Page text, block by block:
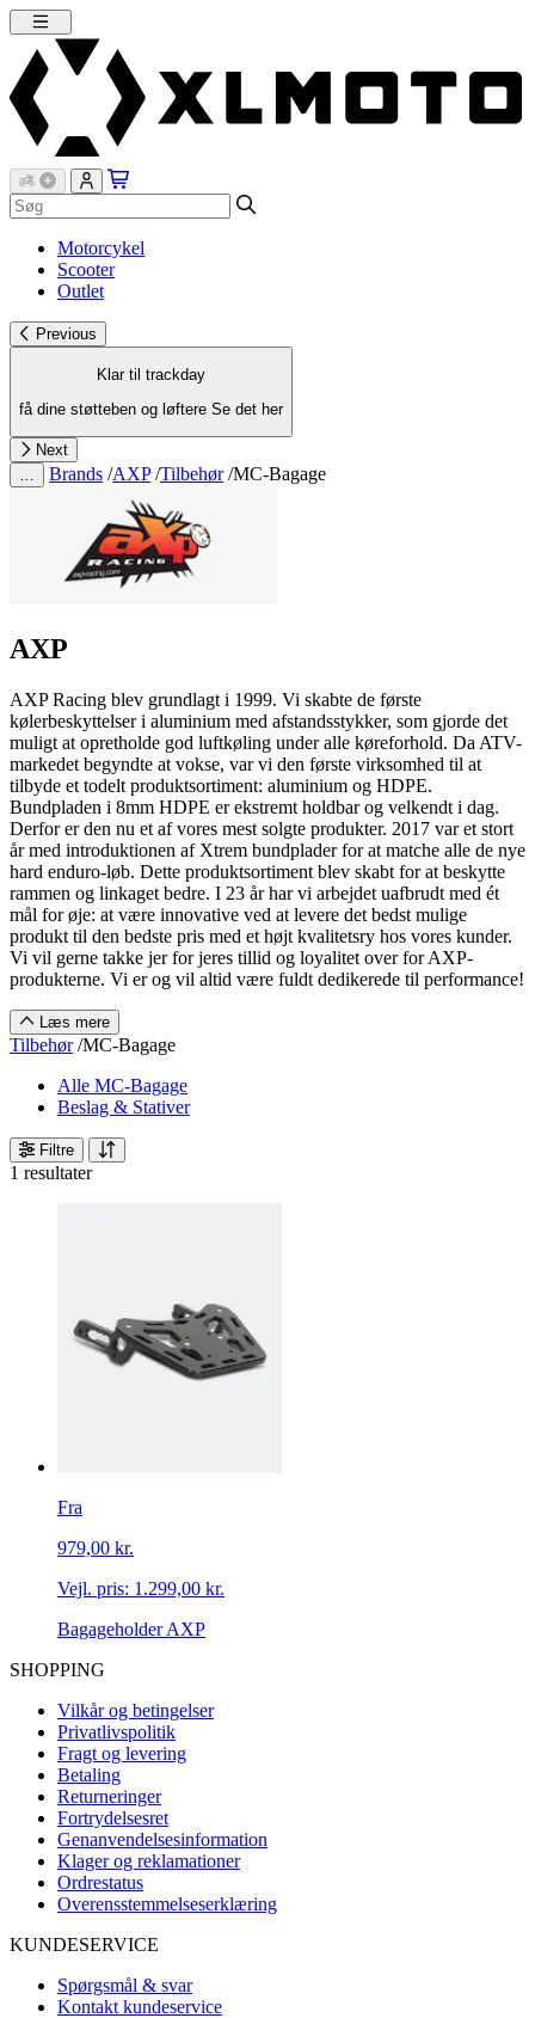
Motorcykel
Scooter
Outlet
Previous
Klar til trackday
få dine støtteben og løftere Se det her
Next
Brands /AXP /Tilbehør /MC-Bagage
AXP
AXP Racing blev grundlagt i 1999. Vi skabte de første
kølerbeskyttelser i aluminium med afstandsstykker, som gjorde det
muligt at opretholde god luftkøling under alle køreforhold. Da ATV-
markedet begyndte at vokse, var vi den første virksomhed til at
tilbyde et todelt produktsortiment: aluminium og HDPE.
Bundpladen i 8mm HDPE er ekstremt holdbar og velkendt i dag.
Derfor er den nu et af vores mest solgte produkter. 2017 var et stort
år med introduktionen af Xtrem bundplader for at matche alle de nye
hard enduro-løb. Dette produktsortiment blev skabt for at beskytte
rammen og linkaget bedre. I 23 år har vi arbejdet uafbrudt med ét
mål for øje: at være innovative ved at levere det bedst mulige
produkt til den bedste pris med et højt kvalitetsry hos vores kunder.
Vi vil gerne takke jer for jeres tillid og loyalitet over for AXP-
produkterne. Vi er og vil altid være fuldt dedikerede til performance!
Læs mere
Tilbehør /MC-Bagage
Alle MC-Bagage
Beslag & Stativer
Filtre
1 resultater
Fra
979,00 kr.
Vejl. pris: 1.299,00 kr.
Bagageholder AXP
SHOPPING
Vilkår og betingelser
Privatlivspolitik
Fragt og levering
Betaling
Returneringer
Fortrydelsesret
Genanvendelsesinformation
Klager og reklamationer
Ordrestatus
Overensstemmelseserklæring
KUNDESERVICE
Spørgsmål & svar
Kontakt kundeservice